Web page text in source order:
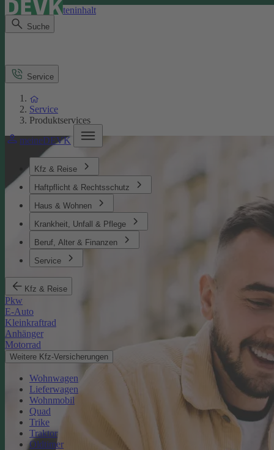
Direkt zum Seiteninhalt
Suche
meineDEVK
Kfz & Reise
Haftpflicht & Rechtsschutz
Haus & Wohnen
Krankheit, Unfall & Pflege
Beruf, Alter & Finanzen
Service
Kfz & Reise
Pkw
E-Auto
Kleinkraftrad
Anhänger
Motorrad
Weitere Kfz-Versicherungen
Wohnwagen
Lieferwagen
Wohnmobil
Quad
Trike
Traktor
Oldtimer
Service
Service
Produktservices